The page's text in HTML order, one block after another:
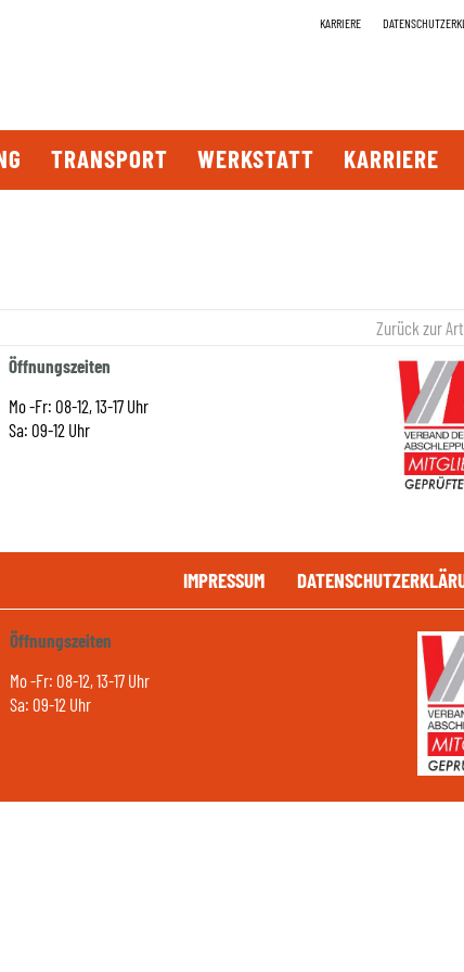
KARRIERE
TRANSPORT WERKSTATT KARRIERE
Zurück zur
Öffnungszeiten
Mo -Fr: 08-12, 13-17 Uhr
Sa: 09-12 Uhr
IMPRESSUM
Öffnungszeiten
Mo -Fr: 08-12, 13-17 Uhr
Sa: 09-12 Uhr